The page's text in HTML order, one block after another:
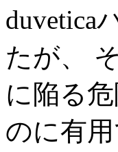
duvetica
たが、
に陥る
のに有